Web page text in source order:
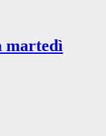
martedì